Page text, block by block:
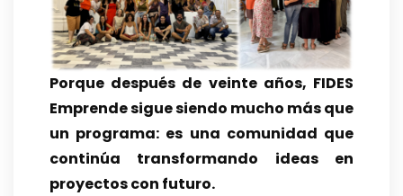
Porque después de veinte años, FIDES
Emprende sigue siendo mucho más que
un programa: es una comunidad que
continúa transformando ideas en
proyectos con futuro.